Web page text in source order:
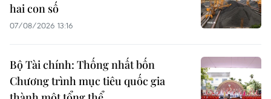
hai con số
07/08/2026 13:16
Bộ Tài chính: Thống nhất bốn
Chương trình mục tiêu quốc gia